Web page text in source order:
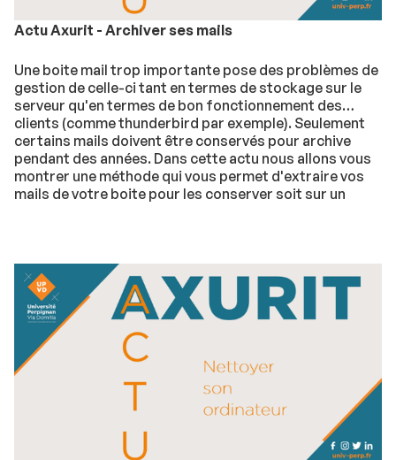
Actu Axurit - Archiver ses mails
Une boite mail trop importante pose des problèmes de
gestion de celle-ci tant en termes de stockage sur le
serveur qu'en termes de bon fonctionnement des
clients (comme thunderbird par exemple). Seulement
certains mails doivent être conservés pour archive
pendant des années. Dans cette actu nous allons vous
montrer une méthode qui vous permet d'extraire vos
mails de votre boite pour les conserver soit sur un